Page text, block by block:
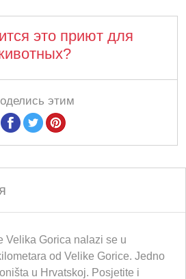
это приют для
этим
Velika Gorica nalazi se u
od Velike Gorice. Jedno
u Hrvatskoj. Posjetite i